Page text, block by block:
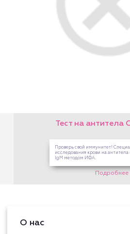
На платные
Здоровой
на
Марта,126
О нас